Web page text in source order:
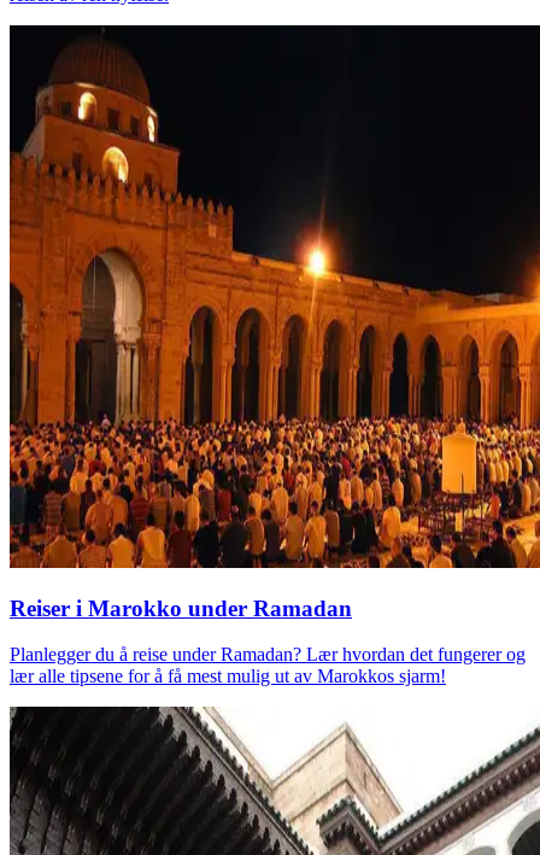
Reiser i Marokko under Ramadan
Planlegger du å reise under Ramadan? Lær hvordan det fungerer og
lær alle tipsene for å få mest mulig ut av Marokkos sjarm!